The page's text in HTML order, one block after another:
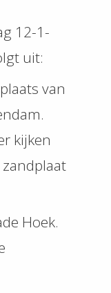
12-1-
uit:
van
kijken
Hoek.